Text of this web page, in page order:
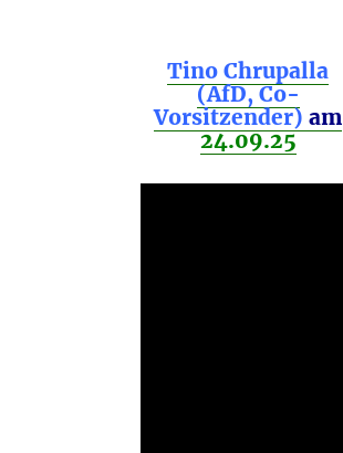
Tino Chrupalla
(AfD, Co-
Vorsitzender) am
24.09.25